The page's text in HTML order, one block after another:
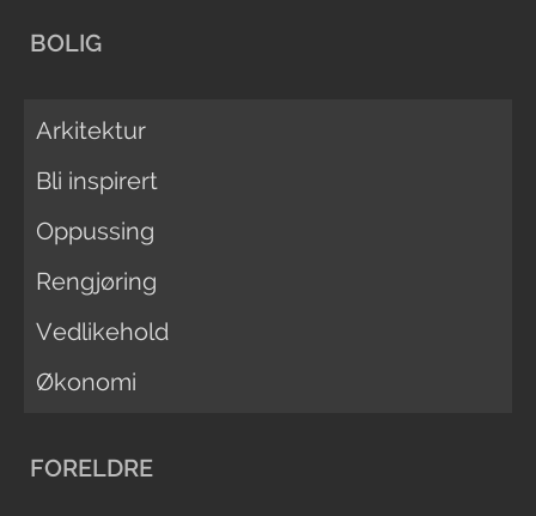
BOLIG
Arkitektur
Bli inspirert
Oppussing
Rengjøring
Vedlikehold
Økonomi
FORELDRE